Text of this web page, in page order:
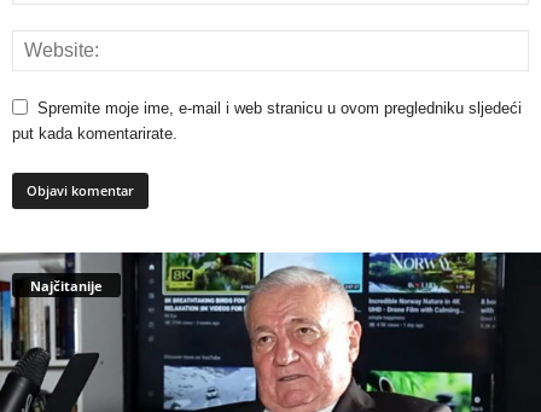
Spremite moje ime, e-mail i web stranicu u ovom pregledniku sljedeći
put kada komentarirate.
Najčitanije